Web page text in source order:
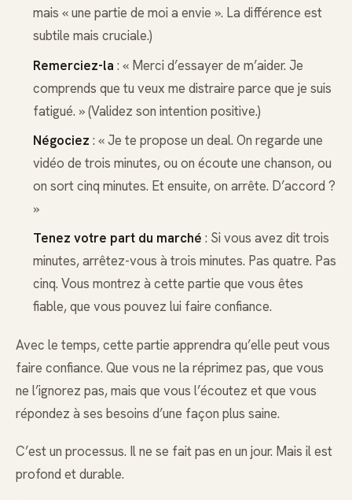
mais « une partie de moi a envie ». La différence est
subtile mais cruciale.)
Remerciez-la : « Merci d’essayer de m’aider. Je
comprends que tu veux me distraire parce que je suis
fatigué. » (Validez son intention positive.)
Négociez : « Je te propose un deal. On regarde une
vidéo de trois minutes, ou on écoute une chanson, ou
on sort cinq minutes. Et ensuite, on arrête. D’accord ?
»
Tenez votre part du marché : Si vous avez dit trois
minutes, arrêtez-vous à trois minutes. Pas quatre. Pas
cinq. Vous montrez à cette partie que vous êtes
fiable, que vous pouvez lui faire confiance.
Avec le temps, cette partie apprendra qu’elle peut vous
faire confiance. Que vous ne la réprimez pas, que vous
ne l’ignorez pas, mais que vous l’écoutez et que vous
répondez à ses besoins d’une façon plus saine.
C’est un processus. Il ne se fait pas en un jour. Mais il est
profond et durable.